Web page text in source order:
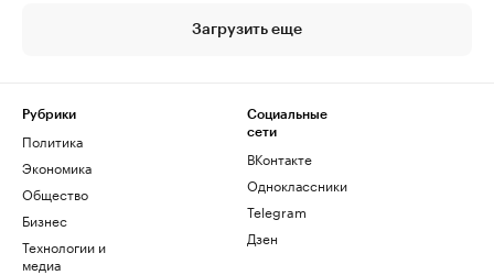
Загрузить еще
Рубрики
Политика
Экономика
Общество
Бизнес
Технологии и
медиа
Социальные
сети
ВКонтакте
Одноклассники
Telegram
Дзен